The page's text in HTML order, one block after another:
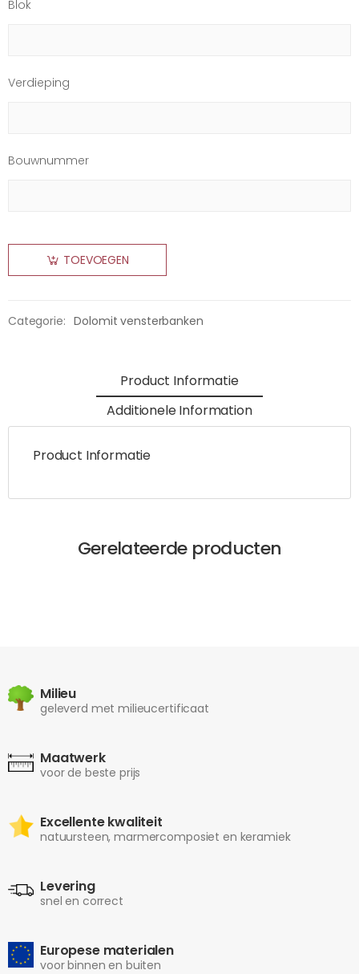
Blok
Verdieping
Bouwnummer
TOEVOEGEN
Categorie: Dolomit vensterbanken
Product Informatie
Additionele Information
Product Informatie
Gerelateerde producten
Milieu
geleverd met milieucertificaat
Maatwerk
voor de beste prijs
Excellente kwaliteit
natuursteen, marmercomposiet en keramiek
Levering
snel en correct
Europese materialen
voor binnen en buiten